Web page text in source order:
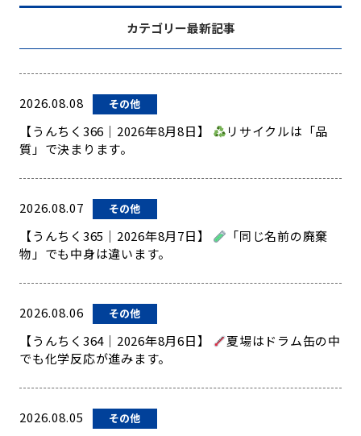
カテゴリー最新記事
2026.08.08 その他
【うんちく366｜2026年8月8日】
リサイクルは「品
質」で決まります。
2026.08.07 その他
【うんちく365｜2026年8月7日】
「同じ名前の廃棄
物」でも中身は違います。
2026.08.06 その他
【うんちく364｜2026年8月6日】
夏場はドラム缶の中
でも化学反応が進みます。
2026.08.05 その他